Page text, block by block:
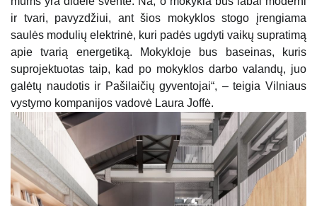
ir tvari, pavyzdžiui, ant šios mokyklos stogo įrengiama
saulės modulių elektrinė, kuri padės ugdyti vaikų supratimą
apie tvarią energetiką. Mokykloje bus baseinas, kuris
suprojektuotas taip, kad po mokyklos darbo valandų, juo
galėtų naudotis ir Pašilaičių gyventojai“, – teigia Vilniaus
vystymo kompanijos vadovė Laura Joffė.